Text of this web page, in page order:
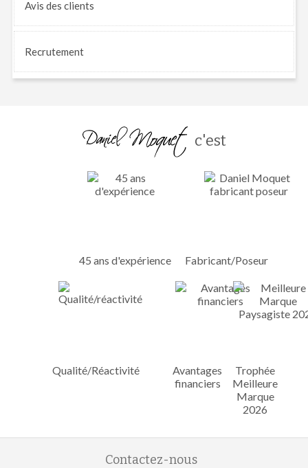
Avis des clients
Recrutement
c'est
45 ans d'expérience Fabricant/Poseur
Qualité/Réactivité
Avantages
financiers
Trophée
Meilleure
Marque
2026
Contactez-nous